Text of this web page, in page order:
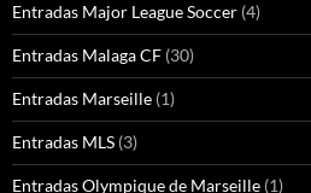
Entradas Major League Soccer (4)
Entradas Malaga CF (30)
Entradas Marseille (1)
Entradas MLS (3)
Entradas Olympique de Marseille (1)